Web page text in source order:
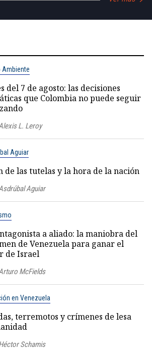
Ambiente
del 7 de agosto: las decisiones
que Colombia no puede seguir
L. Leroy
Aguiar
de las tutelas y la hora de la nación
Aguiar
a aliado: la maniobra del
de Venezuela para ganar el
de Israel
McFields
en Venezuela
terremotos y crímenes de lesa
Schamis